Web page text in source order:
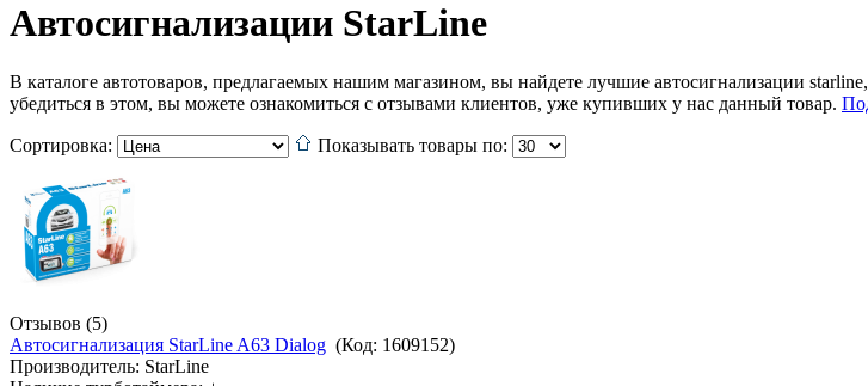
Автосигнализации StarLine
В каталоге автотоваров, предлагаемых нашим магазином, вы найдете лучшие автосигнализации
убедиться в этом, вы можете ознакомиться с отзывами клиентов, уже купивших у нас данный товар.
Сортировка: Показывать товары по:
Отзывов (5)
Автосигнализация StarLine A63 Dialog (Код: 1609152)
Производитель: StarLine